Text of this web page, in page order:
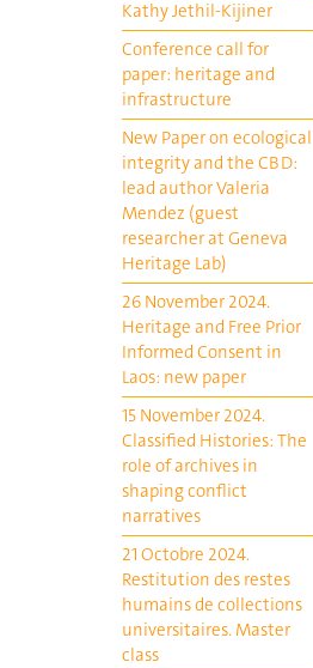
Kathy Jethil-Kijiner
Conference call for
paper: heritage and
infrastructure
New Paper on ecological
integrity and the CBD:
lead author Valeria
Mendez (guest
researcher at Geneva
Heritage Lab)
26 November 2024.
Heritage and Free Prior
Informed Consent in
Laos: new paper
15 November 2024.
Classified Histories: The
role of archives in
shaping conflict
narratives
21 Octobre 2024.
Restitution des restes
humains de collections
universitaires. Master
class